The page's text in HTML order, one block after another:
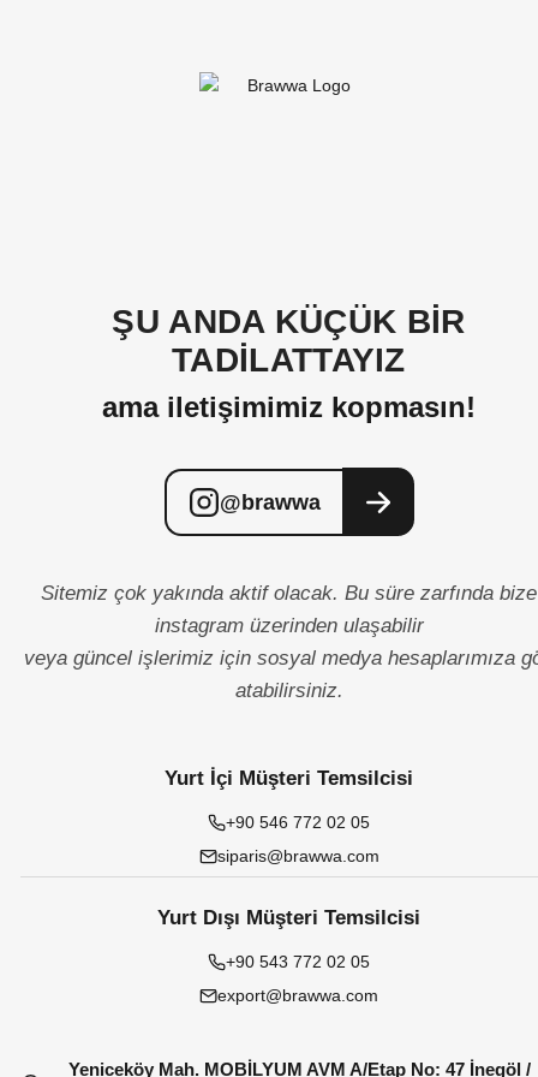
ŞU ANDA KÜÇÜK BİR
TADİLATTAYIZ
ama iletişimimiz kopmasın!
@brawwa
Sitemiz çok yakında aktif olacak. Bu süre zarfında bize
instagram üzerinden ulaşabilir
veya güncel işlerimiz için sosyal medya hesaplarımıza
atabilirsiniz.
Yurt İçi Müşteri Temsilcisi
+90 546 772 02 05
siparis@brawwa.com
Yurt Dışı Müşteri Temsilcisi
+90 543 772 02 05
export@brawwa.com
Yeniceköy Mah. MOBİLYUM AVM A/Etap No: 47 İnegöl /